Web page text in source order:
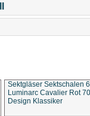
Sektgläser Sektschalen
Luminarc Cavalier Rot
Design Klassiker